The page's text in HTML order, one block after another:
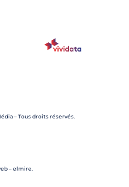
– Tous droits réservés.
– elmire.